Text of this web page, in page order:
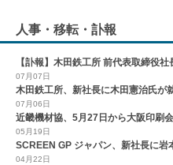
人事・移転・訃報
【訃報】木田鉄工所 前代表取締役
07月07日
木田鉄工所、新社長に木田憲治氏が
07月06日
近畿機材協、5月27日から大阪印刷
05月19日
SCREEN GP ジャパン、新社長に岩
04月22日